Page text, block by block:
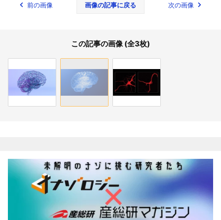
前の画像 画像の記事に戻る 次の画像
この記事の画像 (全3枚)